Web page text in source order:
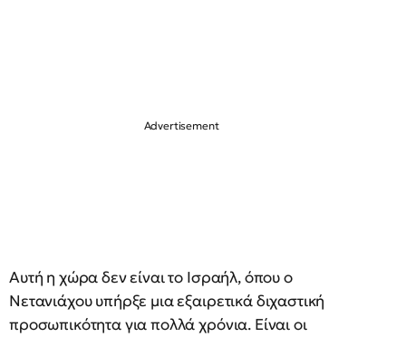
Αυτή η χώρα δεν είναι το Ισραήλ, όπου ο
Νετανιάχου υπήρξε μια εξαιρετικά διχαστική
προσωπικότητα για πολλά χρόνια. Είναι οι